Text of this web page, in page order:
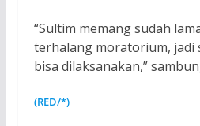
“Sultim memang sudah
terhalang moratorium, jadi
bisa dilaksanakan,”
(RED/*)